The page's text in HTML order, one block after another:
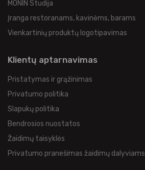
MONIN Studija
Įranga restoranams, kavinėms, barams
Vienkartinių produktų logotipavimas
Klientų aptarnavimas
Pristatymas ir grąžinimas
Privatumo politika
Slapukų politika
Bendrosios nuostatos
Žaidimų taisyklės
Privatumo pranešimas žaidimų dalyviams